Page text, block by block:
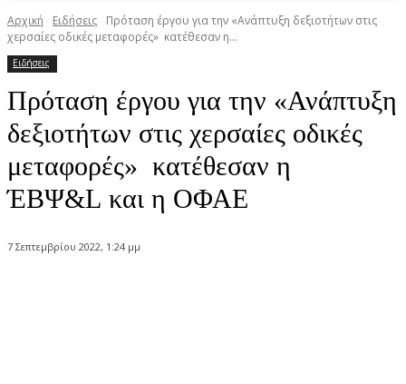
Αρχική Ειδήσεις
Πρόταση έργου για την «Ανάπτυξη δεξιοτήτων στις
χερσαίες οδικές μεταφορές» κατέθεσαν η...
Ειδήσεις
Πρόταση έργου για την «Ανάπτυξη
δεξιοτήτων στις χερσαίες οδικές
μεταφορές» κατέθεσαν η
ΈΒΨ&L και η ΟΦΑΕ
7 Σεπτεμβρίου 2022, 1:24 μμ